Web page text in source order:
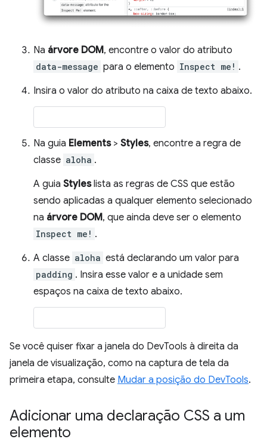
Na árvore DOM, encontre o valor do atributo
data-message para o elemento Inspect me! .
Insira o valor do atributo na caixa de texto abaixo.
Na guia Elements> Styles, encontre a regra de
classe aloha .
A guia Styleslista as regras de CSS que estão
sendo aplicadas a qualquer elemento selecionado
na árvore DOM, que ainda deve ser o elemento
Inspect me! .
A classe aloha está declarando um valor para
padding . Insira esse valor e a unidade sem
espaços na caixa de texto abaixo.
Se você quiser fixar a janela do DevTools à direita da
janela de visualização, como na captura de tela da
primeira etapa, consulte Mudar a posição do DevTools.
Adicionar uma declaração CSS a um
elemento